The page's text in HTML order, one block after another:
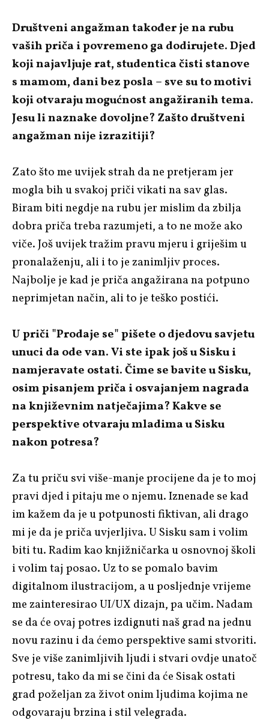
Društveni angažman također je na rubu
vaših priča i povremeno ga dodirujete. Djed
koji najavljuje rat, studentica čisti stanove
s mamom, dani bez posla – sve su to motivi
koji otvaraju mogućnost angažiranih tema.
Jesu li naznake dovoljne? Zašto društveni
angažman nije izrazitiji?
Zato što me uvijek strah da ne pretjeram jer
mogla bih u svakoj priči vikati na sav glas.
Biram biti negdje na rubu jer mislim da zbilja
dobra priča treba razumjeti, a to ne može ako
viče. Još uvijek tražim pravu mjeru i griješim u
pronalaženju, ali i to je zanimljiv proces.
Najbolje je kad je priča angažirana na potpuno
neprimjetan način, ali to je teško postići.
U priči "Prodaje se" pišete o djedovu savjetu
unuci da ode van. Vi ste ipak još u Sisku i
namjeravate ostati. Čime se bavite u Sisku,
osim pisanjem priča i osvajanjem nagrada
na književnim natječajima? Kakve se
perspektive otvaraju mladima u Sisku
nakon potresa?
Za tu priču svi više-manje procijene da je to moj
pravi djed i pitaju me o njemu. Iznenade se kad
im kažem da je u potpunosti fiktivan, ali drago
mi je da je priča uvjerljiva. U Sisku sam i volim
biti tu. Radim kao knjižničarka u osnovnoj školi
i volim taj posao. Uz to se pomalo bavim
digitalnom ilustracijom, a u posljednje vrijeme
me zainteresirao UI/UX dizajn, pa učim. Nadam
se da će ovaj potres izdignuti naš grad na jednu
novu razinu i da ćemo perspektive sami stvoriti.
Sve je više zanimljivih ljudi i stvari ovdje unatoč
potresu, tako da mi se čini da će Sisak ostati
grad poželjan za život onim ljudima kojima ne
odgovaraju brzina i stil velegrada.